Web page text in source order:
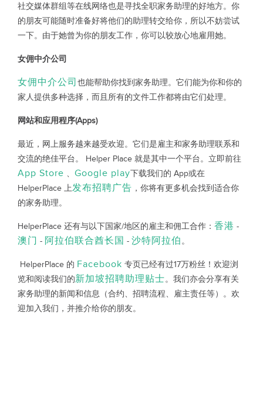
社交媒体群组等在线网络也是寻找全职家务助理的好地方。你
的朋友可能随时准备好将他们的助理转交给你，所以不妨尝试
一下。由于她曾为你的朋友工作，你可以较放心地雇用她。
女佣中介公司
女佣中介公司 也能帮助你找到家务助理。它们能为你和你的
家人提供多种选择，而且所有的文件工作都将由它们处理。
网站和应用程序(Apps)
最近，网上服务越来越受欢迎。它们是雇主和家务助理联系和
交流的绝佳平台。 Helper Place 就是其中一个平台。立即前往
App Store 、 Google play下载我们的 App或在
HelperPlace 上发布招聘广告 ，你将有更多机会找到适合你
的家务助理。
HelperPlace 还有与以下国家/地区的雇主和佣工合作： 香港 -
澳门 - 阿拉伯联合酋长国 - 沙特阿拉伯。
HelperPlace 的 Facebook 专页已经有过17万粉丝！欢迎浏
览和阅读我们的新加坡招聘助理贴士。我们亦会分享有关
家务助理的新闻和信息（合约、招聘流程、雇主责任等）。欢
迎加入我们，并推介给你的朋友。